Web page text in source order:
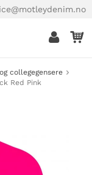
collegegensere
Red Pink